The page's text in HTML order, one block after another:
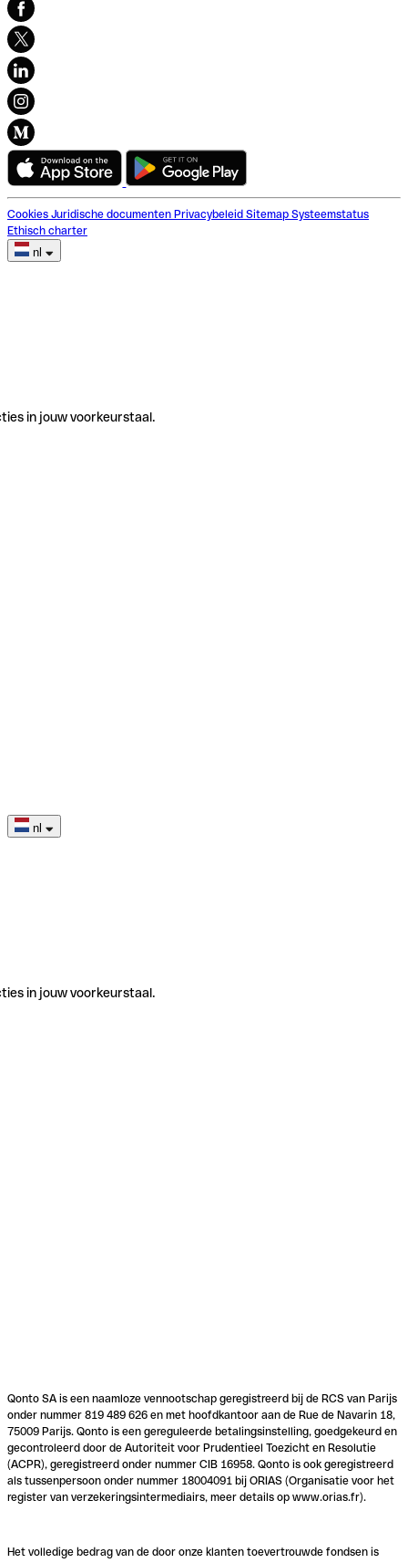
Cookies Juridische documenten Privacybeleid Sitemap Systeemstatus
Ethisch charter
nl
in jouw voorkeurstaal.
nl
in jouw voorkeurstaal.
Qonto SA is een naamloze vennootschap geregistreerd bij de RCS van Parijs
onder nummer 819 489 626 en met hoofdkantoor aan de Rue de Navarin 18,
75009 Parijs. Qonto is een gereguleerde betalingsinstelling, goedgekeurd en
gecontroleerd door de Autoriteit voor Prudentieel Toezicht en Resolutie
(ACPR), geregistreerd onder nummer CIB 16958. Qonto is ook geregistreerd
als tussenpersoon onder nummer 18004091 bij ORIAS (Organisatie voor het
register van verzekeringsintermediairs, meer details op www.orias.fr).
Het volledige bedrag van de door onze klanten toevertrouwde fondsen is